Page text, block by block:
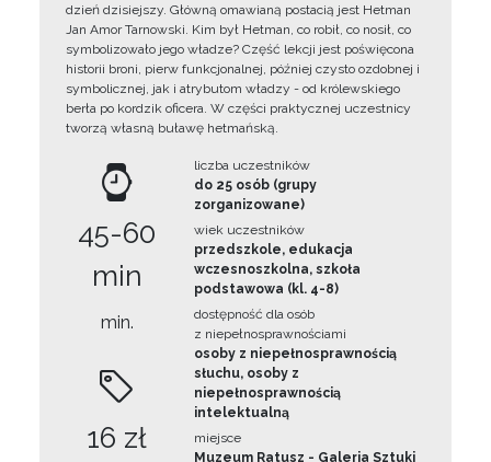
dzień dzisiejszy. Główną omawianą postacią jest Hetman
Jan Amor Tarnowski. Kim był Hetman, co robił, co nosił, co
symbolizowało jego władze? Część lekcji jest poświęcona
historii broni, pierw funkcjonalnej, później czysto ozdobnej i
symbolicznej, jak i atrybutom władzy - od królewskiego
berła po kordzik oficera. W części praktycznej uczestnicy
tworzą własną buławę hetmańską.
45-60
min
min.
16 zł
liczba uczestników
do 25 osób (grupy
zorganizowane)
wiek uczestników
przedszkole, edukacja
wczesnoszkolna, szkoła
podstawowa (kl. 4-8)
dostępność dla osób
z niepełnosprawnościami
osoby z niepełnosprawnością
słuchu, osoby z
niepełnosprawnością
intelektualną
miejsce
Muzeum Ratusz - Galeria Sztuki